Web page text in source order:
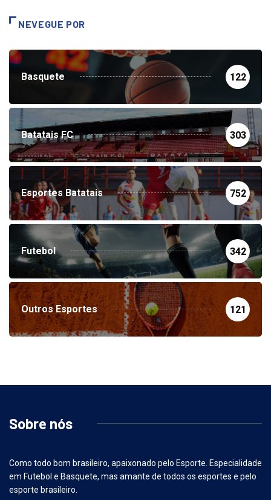
NEVEGUE POR
Basquete 122
Batatais FC 303
Esportes Batatais 752
Futebol 342
Outros Esportes 121
Sobre nós
Como todo bom brasileiro, apaixonado pelo Esporte. Especialidade
em Futebol e Basquete, mas amante de todos os esportes e pelo
esporte brasileiro.